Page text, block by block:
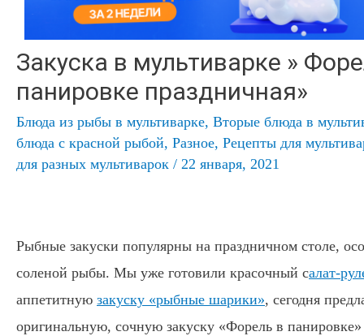
Закуска в мультиварке »
панировке праздничная»
Блюда из рыбы в мультиварке, Вторые блюда в
блюда с красной рыбой, Разное, Рецепты для
для разных мультиварок / 22 января, 2021
Рыбные закуски популярны на праздничном столе,
соленой рыбы. Мы уже готовили красочный салат-
аппетитную закуску «рыбные шарики», сегодня
оригинальную, сочную закуску «Форель в панировке»